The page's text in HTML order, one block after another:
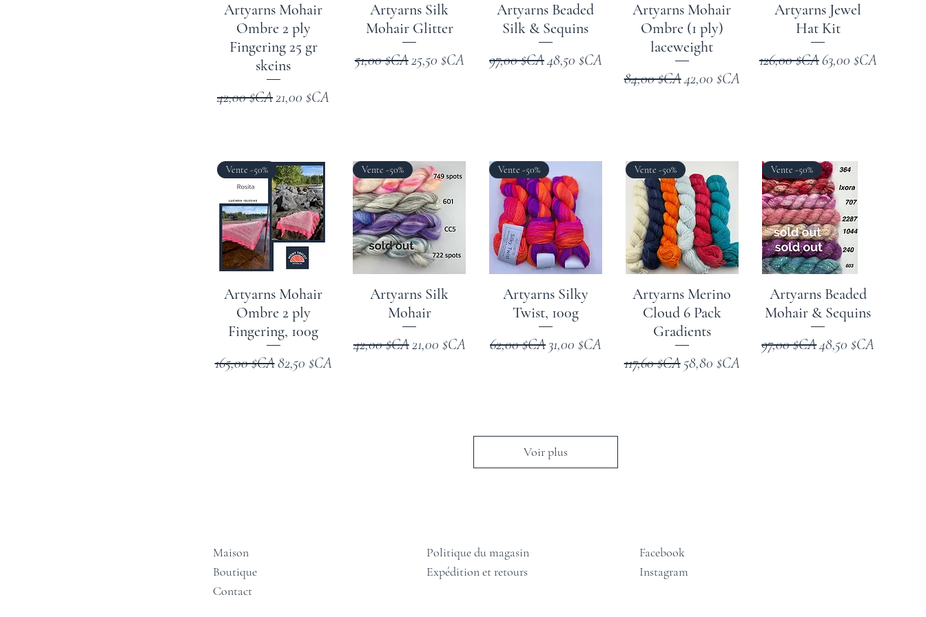
Artyarns Mohair
Ombre 2 ply
Fingering 25 gr
skeins
Prix original
42,00 $CAPrix promotionnel
21,00 $CA
Artyarns Silk
Mohair Glitter
Prix original
51,00 $CAPrix promotionnel
25,50 $CA
Artyarns Beaded
Silk & Sequins
Prix original
97,00 $CAPrix promotionnel
48,50 $CA
Artyarns Mohair
Ombre (1 ply)
laceweight
Prix original
84,00 $CAPrix promotionnel
42,00 $CA
Artyarns Jewel
Hat Kit
Prix original
126,00 $CAPrix promotionnel
63,00 $CA
Vente -50%
Artyarns Mohair
Ombre 2 ply
Fingering, 100g
Prix original
165,00 $CAPrix promotionnel
82,50 $CA
Vente -50%
Artyarns Silk
Mohair
Prix original
42,00 $CA Prix promotionnel
21,00 $CA
Vente -50%
Artyarns Silky
Twist, 100g
Prix original
62,00 $CAPrix promotionnel
31,00 $CA
Vente -50%
Artyarns Merino
Cloud 6 Pack
Gradients
Prix original
117,60 $CA Prix promotionnel
58,80 $CA
Vente -50%
Artyarns Beaded
Mohair & Sequins
Prix original
97,00 $CAPrix promotionnel
48,50 $CA
Voir plus
Maison
Boutique
Contact
Politique du magasin
Expédition et retours
Facebook
Instagram